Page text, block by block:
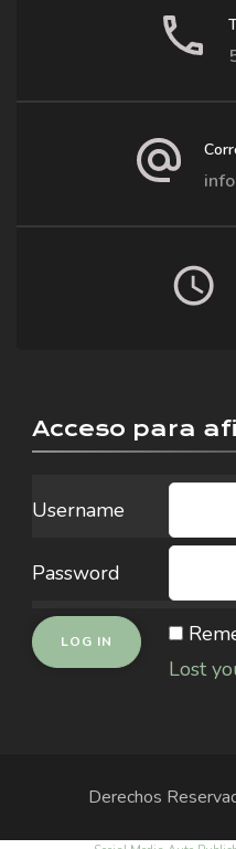
Acceso para
Username
Password
Lost
Derechos